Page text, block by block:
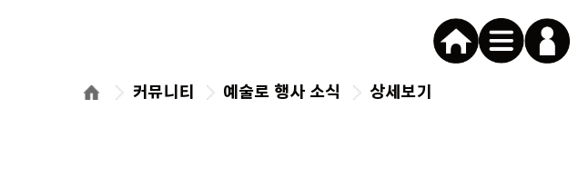
로그인
커뮤니티 예술로 행사 소식 상세보기